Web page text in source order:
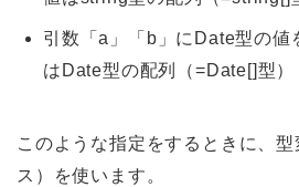
引数「a」「b」にDate型の値
はDate型の配列（=Date[]型）
このような指定をするときに、
ス）を使います。